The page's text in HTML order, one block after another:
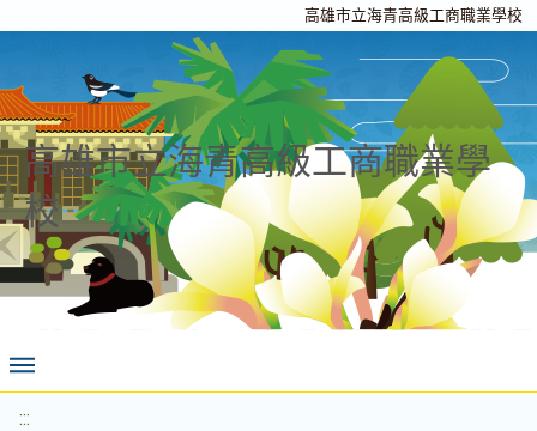
高雄市立海青高級工商職業學校
高雄市立海青高級工商職業學
校
:::